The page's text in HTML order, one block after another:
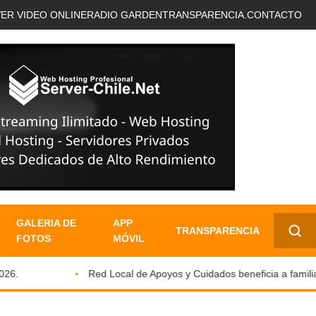
VIDEO ONLINERADIO GARDENTRANSPARENCIA. CONTACTO
GALERIA DE
FOTOS
APP
MÓVIL
TRANSPARENCIA
✕
Red Local de Apoyos y Cuidados beneficia a